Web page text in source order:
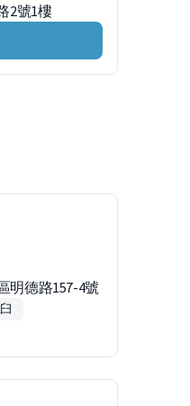
2號1樓
明德路157-4號